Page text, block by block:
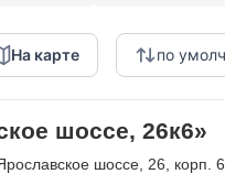
по
На карте
шоссе, 26к6»
шоссе , 26, корп. 6